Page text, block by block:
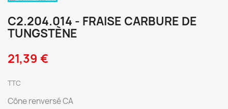
C2.204.014 - FRAISE CARBURE DE
TUNGSTÈNE
21,39 €
TTC
Cône renversé CA